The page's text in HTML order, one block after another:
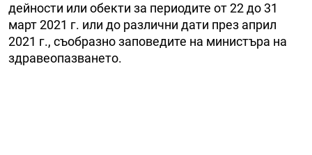
дейности или обекти за периодите от 22 до 31
март 2021 г. или до различни дати през април
2021 г., съобразно заповедите на министъра на
здравеопазването.